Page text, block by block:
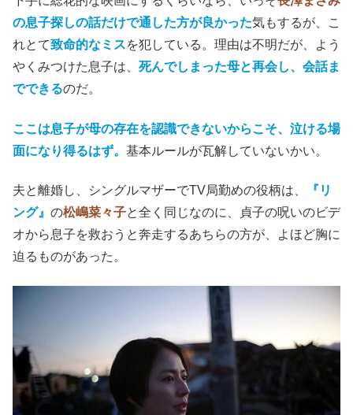
の息子探しの話だけで通した方が良かった気もするが、こ
れとて致命的なミスを犯している。理由は不明だが、よう
やくみつけた息子は、 死んでしまった母と再会し、会話ま
でできるのだ。
ここは息子が母の存在を認識できないからこそ、泣ける場
面になり得るはず。 基本ルールが瓦解していないかい。
夫と離婚し、シングルマザーでTV局勤めの役柄は、
『リ
ング』 の松嶋菜々子と全く同じなのに、貞子の呪いのビデ
オから息子を救おうと奔走するあちらの方が、よほど胸に
迫るものがあった。